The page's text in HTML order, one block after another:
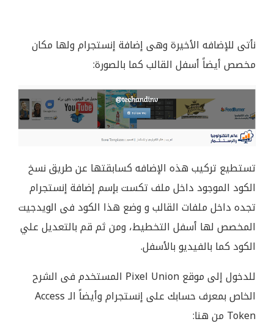
نأتى للإضافه الأخيرة وهى إضافة إنستجرام ولها مكان
مخصص أيضاً أسفل القالب كما بالصورة:
تستطيع تركيب هذه الإضافه كسابقتها عن طريق نسخ
الكود الموجود داخل ملف تكست بإسم إضافة إنستجرام
تجده داخل ملفات القالب و وضع هذا الكود فى الويدجيت
المخصص لها أسفل التخطيط، ومن ثم قم بالتعديل علي
الكود كما بالفيديو بالأسفل.
للدخول إلى موقع Pixel Union المستخدم فى الشرح
الخاص بمعرف حسابك على إنستجرام وأيضاً الـ Access
Token من هنا: